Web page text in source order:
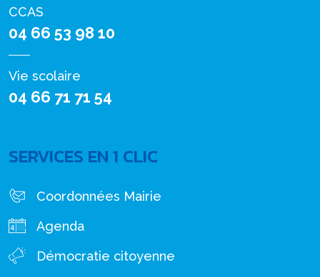
CCAS
04 66 53 98 10
Vie scolaire
04 66 71 71 54
SERVICES EN 1 CLIC
Coordonnées Mairie
Agenda
Démocratie citoyenne